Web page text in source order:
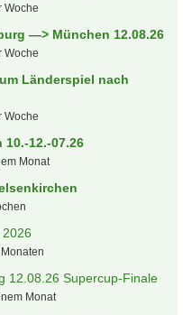
Woche
—> München 12.08.26
Woche
Länderspiel nach
Woche
12.-07.26
Monat
12.08.26 Supercup-Finale
Monat